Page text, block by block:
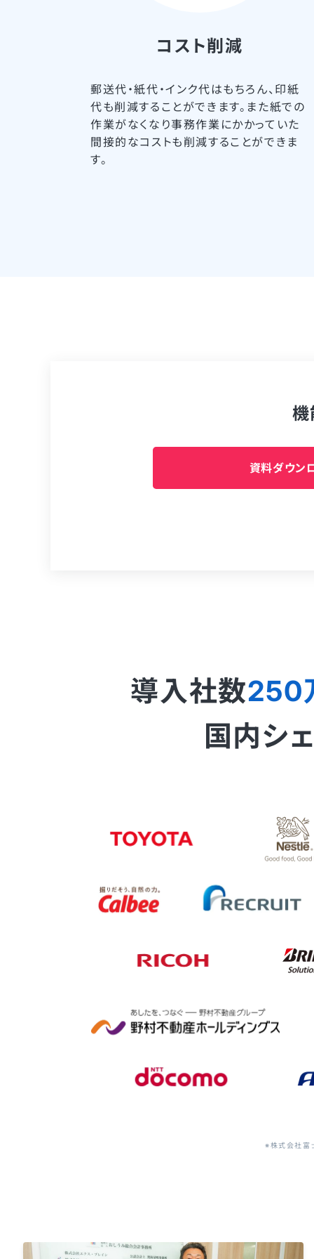
コスト削減
郵送代・紙代・インク代はもちろん、印紙
代も削減することができます。また紙での
作業がなくなり事務作業にかかっていた
間接的なコストも削減することができま
す。
機
資料ダウン
導入社数250
国内シ
※株式会社富